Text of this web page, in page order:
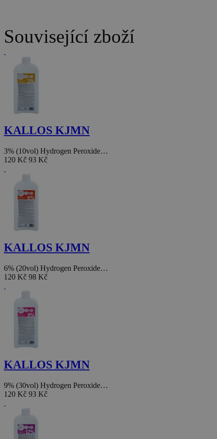
Související zboží
KALLOS KJMN
3% (10vol) Hydrogen Peroxide…
120 Kč 93 Kč
KALLOS KJMN
6% (20vol) Hydrogen Peroxide…
120 Kč 98 Kč
KALLOS KJMN
9% (30vol) Hydrogen Peroxide…
120 Kč 93 Kč